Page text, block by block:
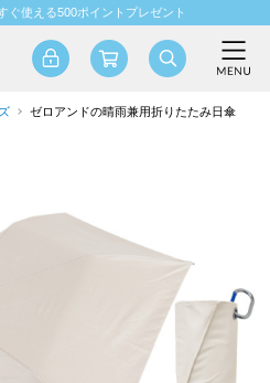
ぐ使える500ポイントプレゼント
ゼロアンドの晴雨兼用折りたたみ日傘